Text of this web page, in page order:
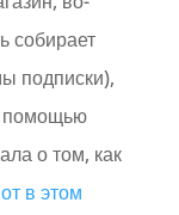
собирает
подписки),
помощью
о том, как
в этом